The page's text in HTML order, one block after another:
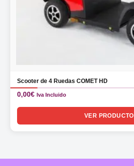
Scooter de 4 Ruedas COMET HD
0,00€ Iva Incluido
VER PRODUCTO